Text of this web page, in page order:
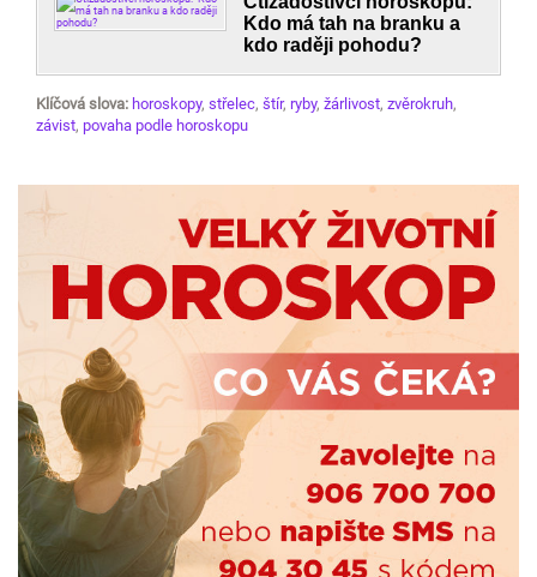
Kdo má tah na branku a
kdo raději pohodu?
Klíčová slova: horoskopy, střelec, štír, ryby, žárlivost, zvěrokruh,
závist, povaha podle horoskopu